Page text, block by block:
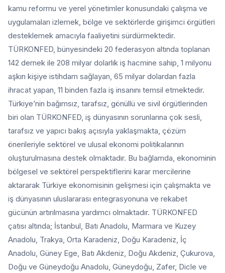
kamu reformu ve yerel yönetimler konusundaki çalışma ve
uygulamaları izlemek, bölge ve sektörlerde girişimci örgütleri
desteklemek amacıyla faaliyetini sürdürmektedir.
TÜRKONFED, bünyesindeki 20 federasyon altında toplanan
142 dernek ile 208 milyar dolarlık iş hacmine sahip, 1 milyonu
aşkın kişiye istihdam sağlayan, 65 milyar dolardan fazla
ihracat yapan, 11 binden fazla iş insanını temsil etmektedir.
Türkiye’nin bağımsız, tarafsız, gönüllü ve sivil örgütlerinden
biri olan TÜRKONFED, iş dünyasının sorunlarına çok sesli,
tarafsız ve yapıcı bakış açısıyla yaklaşmakta, çözüm
önerileriyle sektörel ve ulusal ekonomi politikalarının
oluşturulmasına destek olmaktadır. Bu bağlamda, ekonominin
bölgesel ve sektörel perspektiflerini karar mercilerine
aktararak Türkiye ekonomisinin gelişmesi için çalışmakta ve
iş dünyasının uluslararası entegrasyonuna ve rekabet
gücünün artırılmasına yardımcı olmaktadır. TÜRKONFED
çatısı altında; İstanbul, Batı Anadolu, Marmara ve Kuzey
Anadolu, Trakya, Orta Karadeniz, Doğu Karadeniz, İç
Anadolu, Güney Ege, Batı Akdeniz, Doğu Akdeniz, Çukurova,
Doğu ve Güneydoğu Anadolu, Güneydoğu, Zafer, Dicle ve